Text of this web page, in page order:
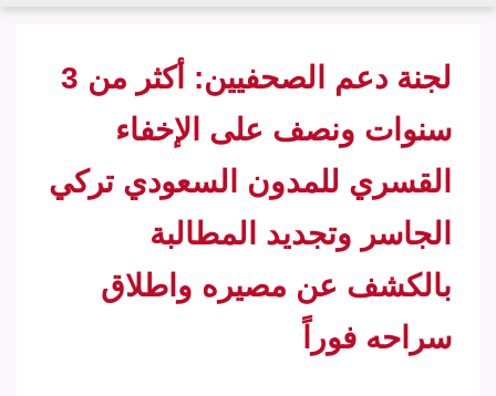
لجنة دعم الصحفيين: أكثر من 3
سنوات ونصف على الإخفاء
القسري للمدون السعودي تركي
الجاسر وتجديد المطالبة
بالكشف عن مصيره واطلاق
سراحه فوراً